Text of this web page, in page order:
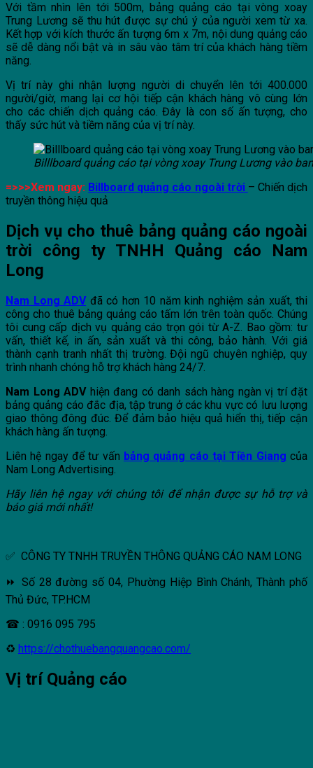
Với tầm nhìn lên tới 500m, bảng quảng cáo tại vòng xoay
Trung Lương sẽ thu hút được sự chú ý của người xem từ xa.
Kết hợp với kích thước ấn tượng 6m x 7m, nội dung quảng cáo
sẽ dễ dàng nổi bật và in sâu vào tâm trí của khách hàng tiềm
năng.
Vị trí này ghi nhận lượng người di chuyển lên tới 400.000
người/giờ, mang lại cơ hội tiếp cận khách hàng vô cùng lớn
cho các chiến dịch quảng cáo. Đây là con số ấn tượng, cho
thấy sức hút và tiềm năng của vị trí này.
Billlboard quảng cáo tại vòng xoay Trung Lương vào
=>>>Xem ngay: Billboard quảng cáo ngoài trời – Chiến dịch
truyền thông hiệu quả
Dịch vụ cho thuê bảng quảng cáo ngoài
trời công ty TNHH Quảng cáo Nam
Long
Nam Long ADVđã có hơn 10 năm kinh nghiệm sản xuất, thi
công cho thuê bảng quảng cáo tấm lớn trên toàn quốc. Chúng
tôi cung cấp dịch vụ quảng cáo trọn gói từ A-Z. Bao gồm: tư
vấn, thiết kế, in ấn, sản xuất và thi công, bảo hành. Với giá
thành cạnh tranh nhất thị trường. Đội ngũ chuyên nghiệp, quy
trình nhanh chóng hỗ trợ khách hàng 24/7.
Nam Long ADVhiện đang có danh sách hàng ngàn vị trí đặt
bảng quảng cáo đắc địa, tập trung ở các khu vực có lưu lượng
giao thông đông đúc. Để đảm bảo hiệu quả hiển thị, tiếp cận
khách hàng ấn tượng.
Liên hệ ngay để tư vấn bảng quảng cáo tại Tiền Giang của
Nam Long Advertising.
Hãy liên hệ ngay với chúng tôi để nhận được sự hỗ trợ và
báo giá mới nhất!
✅ CÔNG TY TNHH TRUYỀN THÔNG QUẢNG CÁO NAM LONG
⏩ Số 28 đường số 04, Phường Hiệp Bình Chánh, Thành phố
Thủ Đức, TP.HCM
☎ : 0916 095 795
♻ https://chothuebangquangcao.com/
Vị trí Quảng cáo